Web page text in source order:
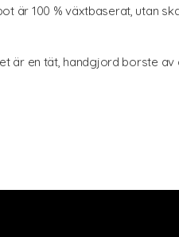
är 100 % växtbaserat, utan
är en tät, handgjord borste